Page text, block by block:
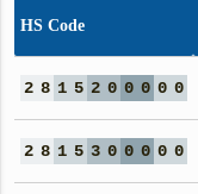
HS Code
2 8 1 5 2 0 0 0 0 0
2 8 1 5 3 0 0 0 0 0